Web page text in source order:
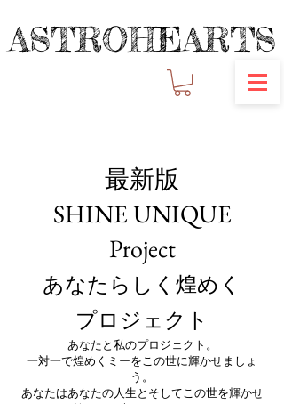
ASTROHEARTS
ASTROHEARTS
最新版
SHINE UNIQUE
Project
あなたらしく煌めく
​プロジェクト
あなたと私のプロジェクト。
​一対一で煌めくミーをこの世に輝かせましょ
う。
あなたはあなたの人生とそしてこの世を輝かせ